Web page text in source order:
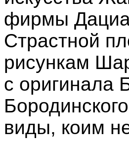
фирмы
Страстной
рисункам
с оригинала
виды, коим